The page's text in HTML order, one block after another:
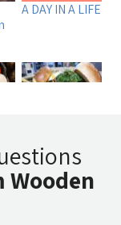
A DAY IN A LIFE
Burger MB
Wooden